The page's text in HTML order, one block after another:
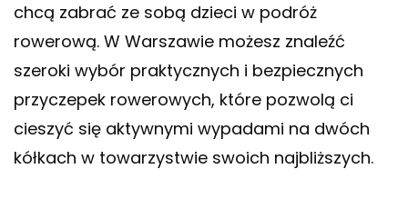
chcą zabrać ze sobą dzieci w podróż
rowerową. W Warszawie możesz znaleźć
szeroki wybór praktycznych i bezpiecznych
przyczepek rowerowych, które pozwolą ci
cieszyć się aktywnymi wypadami na dwóch
kółkach w towarzystwie swoich najbliższych.